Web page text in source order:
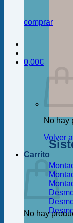
comprar
0,00€
No hay
Volver
Carrito
No hay